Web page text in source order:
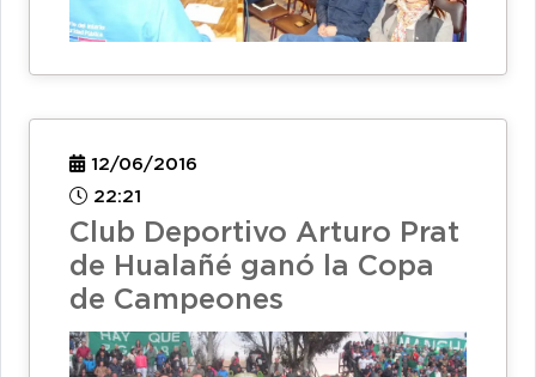
12/06/2016
22:21
Club Deportivo Arturo Prat
de Hualañé ganó la Copa
de Campeones